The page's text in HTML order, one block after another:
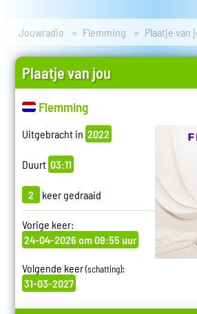
Jouwradio Flemming Plaatje van
Plaatje van jou
Flemming
Uitgebracht in 2022
Duurt 03:11
2 keer gedraaid
Vorige keer:
24-04-2026 om 09:55 uur
Volgende keer(schatting):
31-03-2027